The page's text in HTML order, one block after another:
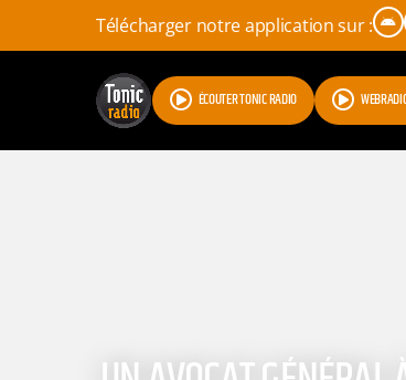
Télécharger notre application sur :
ÉCOUTER TONIC RADIO